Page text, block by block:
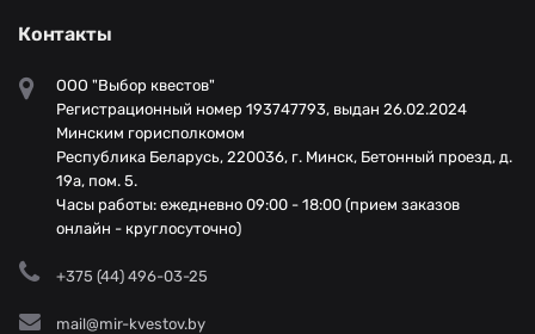
Контакты
ООО "Выбор квестов"
Регистрационный номер 193747793, выдан 26.02.2024
Минским горисполкомом
Республика Беларусь, 220036, г. Минск, Бетонный проезд, д.
19а, пом. 5.
Часы работы: ежедневно 09:00 - 18:00 (прием заказов
онлайн - круглосуточно)
+375 (44) 496-03-25
mail@mir-kvestov.by